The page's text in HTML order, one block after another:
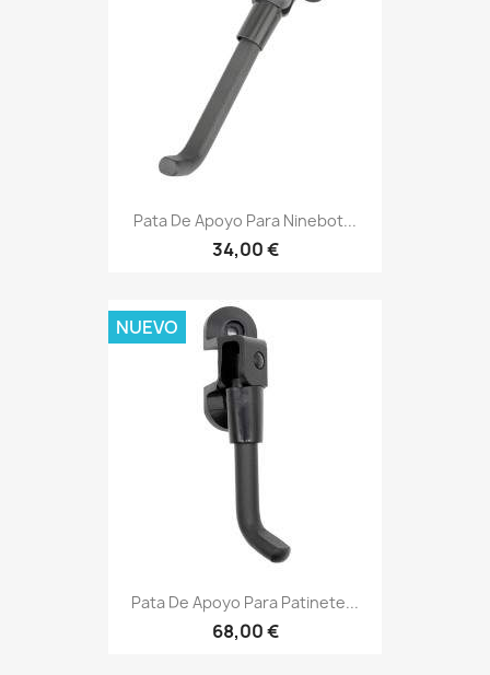
Pata De Apoyo Para Ninebot...
34,00 €
Pata De Apoyo Para Patinete...
68,00 €
NUEVO